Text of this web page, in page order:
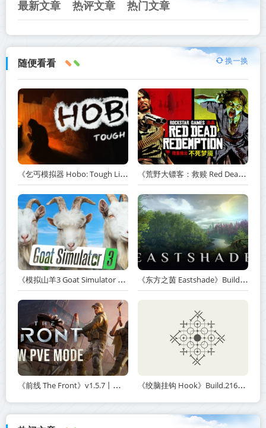
最新文章 热评文章 热门文章
随便看看 换一换
《乞丐模拟器 Hobo: Tough Life》v1.20.010-赠原声带+解锁全人物满级通关存档+多项修改器【单机+联机】丨中文版网盘下载 《荒野大镖客：救赎 Red Dead Redemption》v1.0.42.46611-送修改器丨中文版网盘下载
《模拟山羊3 Goat Simulator 3》v1.2.0.2-全DLC+含重制版【单机+联机】【PC/手机双端】丨中文版网盘下载 《东方之茵 Eastshade》Build.20251455-免安装中文版丨中文版网盘下载
《前线 The Front》v1.5.7丨中文版网盘下载 《绞脑挂钩 Hook》Build.21678887-免安装中文版丨中文版网盘下载